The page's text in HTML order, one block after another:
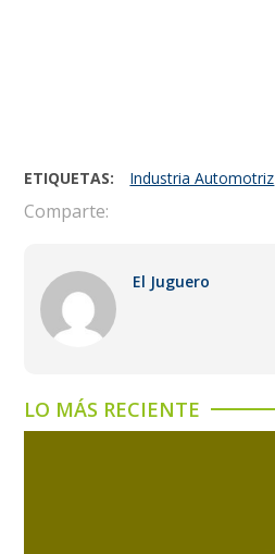
ETIQUETAS: Industria Automotriz
Comparte:
El Juguero
LO MÁS RECIENTE